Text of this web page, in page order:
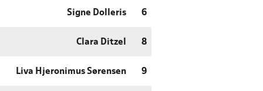
Signe Dolleris 6
Clara Ditzel 8
Liva Hjeronimus Sørensen 9